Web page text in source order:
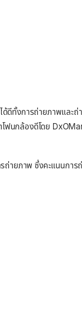
ด้ดีทั้งการถ่ายภาพและ
ฟนกล้องดีโดย
ถ่ายภาพ ซึ่งคะแนนกา